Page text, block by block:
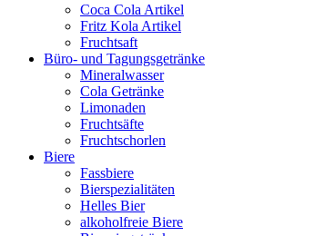
Coca Cola Artikel
Fritz Kola Artikel
Fruchtsaft
Büro- und Tagungsgetränke
Mineralwasser
Cola Getränke
Limonaden
Fruchtsäfte
Fruchtschorlen
Biere
Fassbiere
Bierspezialitäten
Helles Bier
alkoholfreie Biere